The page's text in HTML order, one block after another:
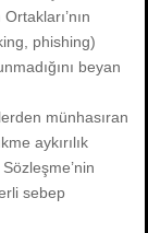
phishing)
beyan
münhasıran
aykırılık
Sözleşme’nin
sebep